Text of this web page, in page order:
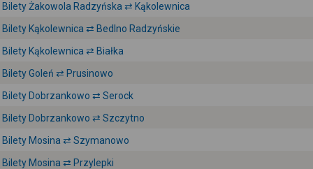
Bilety Żakowola Radzyńska ⇄ Kąkolewnica
Bilety Kąkolewnica ⇄ Bedlno Radzyńskie
Bilety Kąkolewnica ⇄ Białka
Bilety Goleń ⇄ Prusinowo
Bilety Dobrzankowo ⇄ Serock
Bilety Dobrzankowo ⇄ Szczytno
Bilety Mosina ⇄ Szymanowo
Bilety Mosina ⇄ Przylepki